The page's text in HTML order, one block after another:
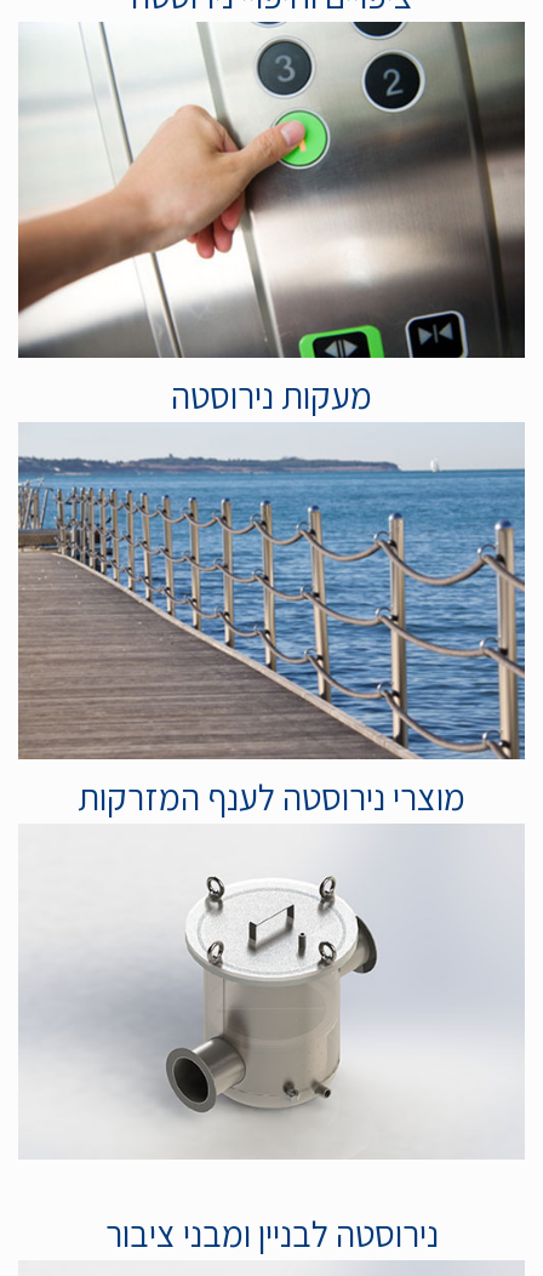
מעקות נירוסטה
מוצרי נירוסטה לענף המזרקות
נירוסטה לבניין ומבני ציבור